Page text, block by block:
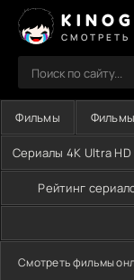
СМОТРЕТЬ
Фильмы
Сериалы 4K Ultra HD
Рейтинг
Смотреть фильмы